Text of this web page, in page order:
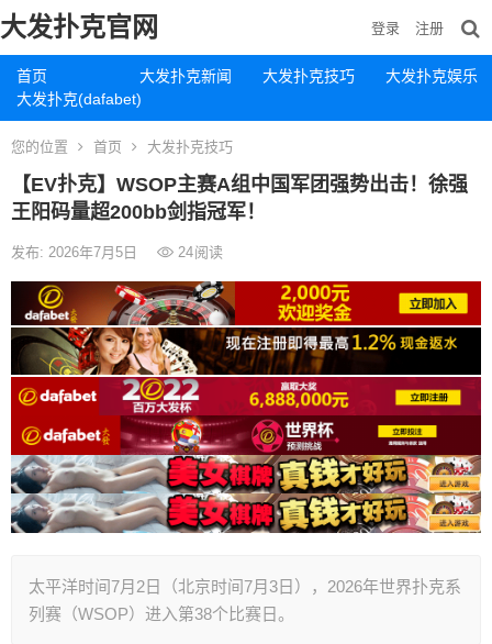
大发扑克官网
首页 大发扑克新闻 大发扑克技巧
大发扑克娱乐
大发扑克(dafabet)
登录 注册
您的位置 首页 大发扑克技巧
【EV扑克】WSOP主赛A组中国军团强势出击！徐强
王阳码量超200bb剑指冠军！
发布: 2026年7月5日 24阅读
太平洋时间7月2日（北京时间7月3日），2026年世界扑克系
列赛（WSOP）进入第38个比赛日。